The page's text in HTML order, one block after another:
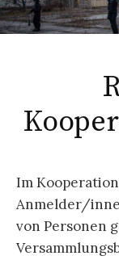
Im
Anmelder/
von Personen